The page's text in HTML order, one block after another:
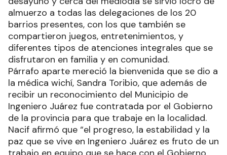
almuerzo a todas las delegaciones de los 20
barrios presentes, con los que también se
compartieron juegos, entretenimientos, y
diferentes tipos de atenciones integrales que se
disfrutaron en familia y en comunidad.
Párrafo aparte mereció la bienvenida que se dio a
la médica wichí, Sandra Toribio, que además de
recibir un reconocimiento del Municipio de
Ingeniero Juárez fue contratada por el Gobierno
de la provincia para que trabaje en la localidad.
Nacif afirmó que “el progreso, la estabilidad y la
paz que se vive en Ingeniero Juárez es fruto de un